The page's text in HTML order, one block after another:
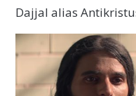
Dajjal alias